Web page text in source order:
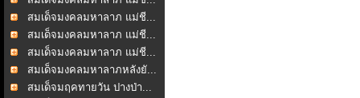
สมเด็จมงคลมหาลาภ แม่ชี...
สมเด็จมงคลมหาลาภ แม่ชี...
สมเด็จมงคลมหาลาภ แม่ชี...
สมเด็จมงคลมหาลาภหลังยั...
สมเด็จมฤคทายวัน ปางป่า...